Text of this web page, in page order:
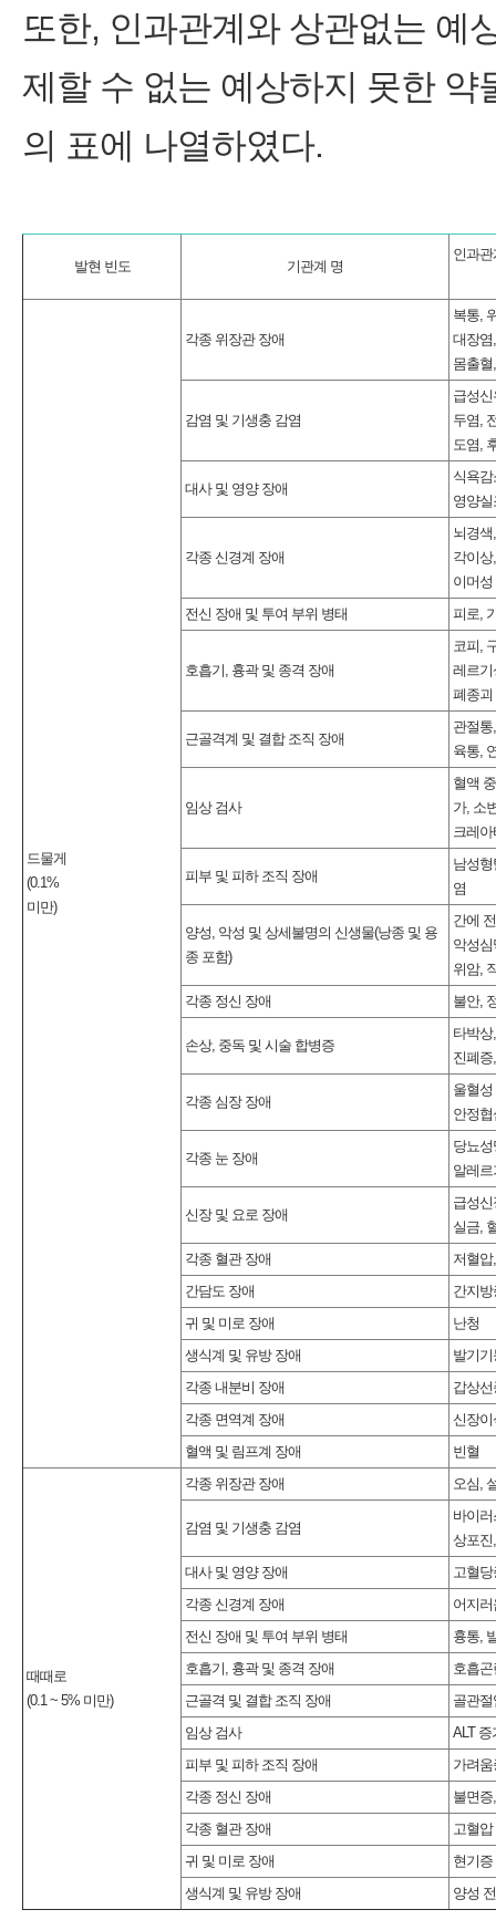
또한, 인과관계와 상관없는 예
제할 수 없는 예상하지 못한
의 표에 나열하였다.
발현 빈도 기관계 명
인과
드물게
(0.1%
미만)
각종 위장관 장애
복통,
대장염
몸출
감염 및 기생충 감염
급성
두염,
도염,
대사 및 영양 장애
식욕
영양
각종 신경계 장애
뇌경
각이
이머
전신 장애 및 투여 부위 병태
피로,
호흡기, 흉곽 및 종격 장애
코피,
레르기
폐종괴
근골격계 및 결합 조직 장애
관절
육통,
임상 검사
혈액
가, 소
크레
피부 및 피하 조직 장애
남성
염
양성, 악성 및 상세불명의 신생물(낭종 및 용
종 포함)
간에
악성
위암,
각종 정신 장애
불안,
손상, 중독 및 시술 합병증
타박
진폐
각종 심장 장애
울혈
안정
각종 눈 장애
당뇨
알레
신장 및 요로 장애
급성
실금,
각종 혈관 장애
저혈압
간담도 장애
간지
귀 및 미로 장애
난청
생식계 및 유방 장애
발기
각종 내분비 장애
갑상선
각종 면역계 장애
신장
혈액 및 림프계 장애
빈혈
때때로
(0.1 ~ 5% 미만)
각종 위장관 장애 오심,
감염 및 기생충 감염
바이
상포진
대사 및 영양 장애
고혈당
각종 신경계 장애
어지
전신 장애 및 투여 부위 병태
흉통,
호흡기, 흉곽 및 종격 장애
호흡곤
근골격 및 결합 조직 장애
골관
임상 검사
ALT 증
피부 및 피하 조직 장애
가려움
각종 정신 장애
불면
각종 혈관 장애
고혈압
귀 및 미로 장애
현기증
생식계 및 유방 장애
양성